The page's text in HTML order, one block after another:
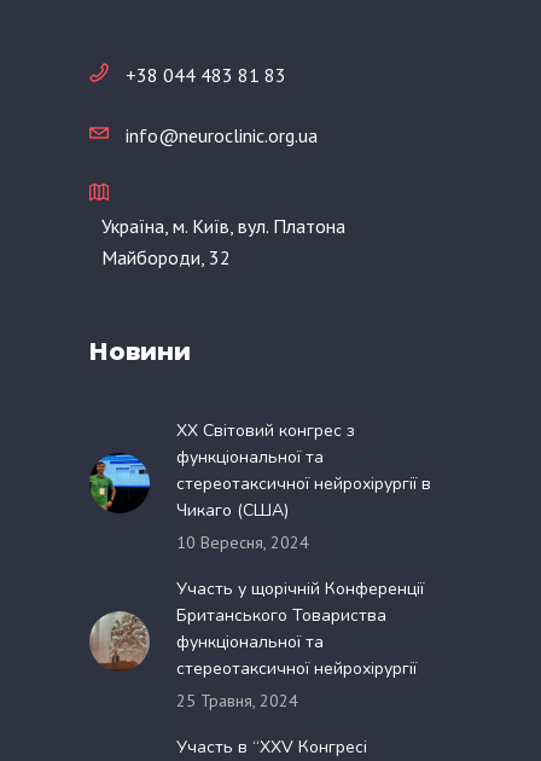
+38 044 483 81 83
info@neuroclinic.org.ua
Україна, м. Київ, вул. Платона
Майбороди, 32
Новини
XX Світовий конгрес з
функціональної та
стереотаксичної нейрохірургії в
Чикаго (США)
10 Вересня, 2024
Участь у щорічній Конференції
Британського Товариства
функціональної та
стереотаксичної нейрохірургії
25 Травня, 2024
Участь в “XXV Конгресі